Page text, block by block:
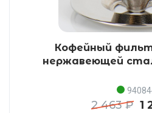
Кофейный
нержавеющей
2 463 ₽ 1